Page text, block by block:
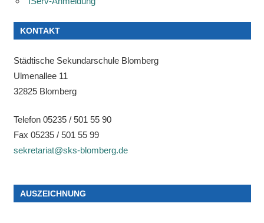
KONTAKT
Städtische Sekundarschule Blomberg
Ulmenallee 11
32825 Blomberg
Telefon 05235 / 501 55 90
Fax 05235 / 501 55 99
sekretariat@sks-blomberg.de
AUSZEICHNUNG